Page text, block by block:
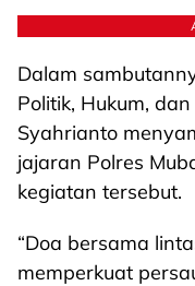
Dalam
Politik, Hukum,
Syahrianto
jajaran Polres
kegiatan tersebut.
“Doa bersama
memperkuat